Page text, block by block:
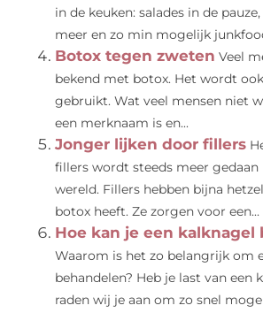
in de keuken: salades in de
meer en zo min mogelijk
Botox tegen zweten Veel
bekend met botox. Het wordt
gebruikt. Wat veel mensen niet
een merknaam is en...
Jonger lijken door fillers
fillers wordt steeds meer
wereld. Fillers hebben bijna
botox heeft. Ze zorgen voor een...
Hoe kan je een kalknagel
Waarom is het zo belangrijk om
behandelen? Heb je last van een
raden wij je aan om zo snel